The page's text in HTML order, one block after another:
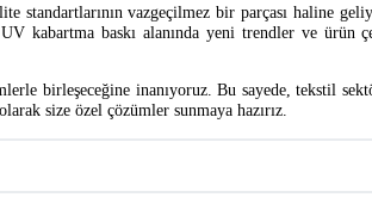
vazgeçilmez bir parçası haline
kabartma baskı alanında yeni trendler ve
birleşeceğine inanıyoruz. Bu sayede, tekstil
size özel çözümler sunmaya hazırız.